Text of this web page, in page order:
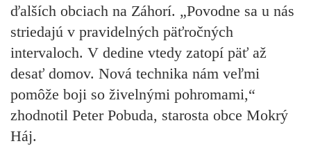
ďalších obciach na Záhorí. „Povodne sa u nás
striedajú v pravidelných päťročných
intervaloch. V dedine vtedy zatopí päť až
desať domov. Nová technika nám veľmi
pomôže boji so živelnými pohromami,“
zhodnotil Peter Pobuda, starosta obce Mokrý
Háj.